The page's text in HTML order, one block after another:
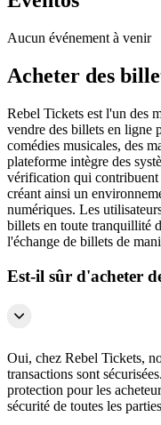
Aucun événement à venir
Acheter des
Rebel Tickets est l'un des
vendre des billets en ligne
comédies musicales, des
plateforme intègre des
vérification qui
créant ainsi un
numériques. Les
billets en toute tranquillité
l'échange de billets de
Est-il sûr d'acheter
Oui, chez Rebel Tickets,
transactions sont
protection pour les
sécurité de toutes les